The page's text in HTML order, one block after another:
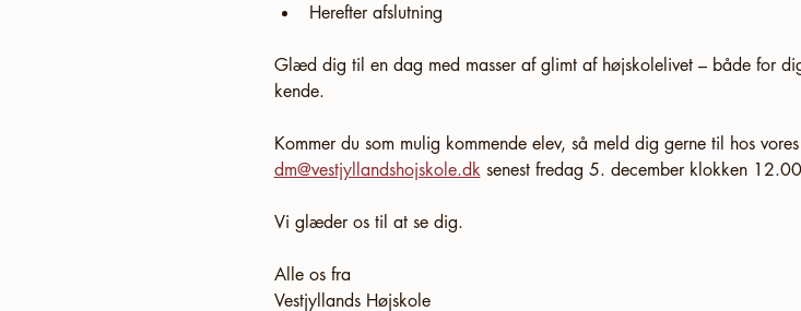
Herefter afslutning
Glæd dig til en dag med masser af glimt af højskolelivet – både for
kende.
Kommer du som mulig kommende elev, så meld dig gerne til hos
dm@vestjyllandshojskole.dk senest fredag 5. december klokken
Vi glæder os til at se dig.
Alle os fra
Vestjyllands Højskole